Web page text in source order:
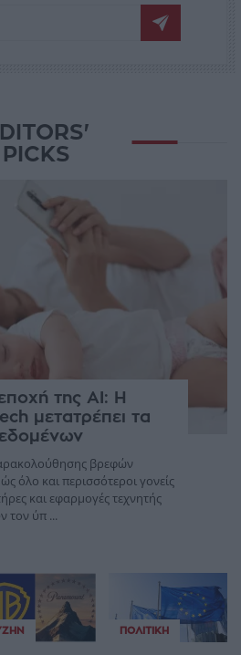
PICKS
της AI: Η
μετατρέπει τα
βρεφών
όλο και περισσότεροι γονείς
και εφαρμογές τεχνητής
τον ύπ ...
ΠΟΛΙΤΙΚΉ